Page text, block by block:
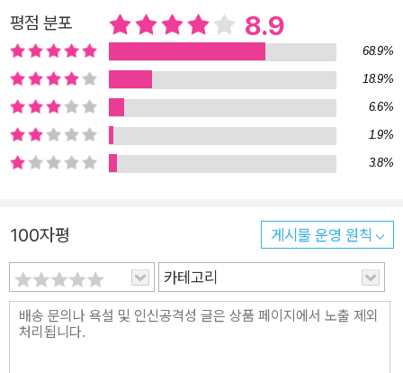
상물이 가득한 시대에 잔잔하게 흘러가는 소설 한 편이 이토록 사
람의 마음을 잡아끄는 이유는 뭘까? 그건 바로 이 소설이 우리 삶
에 너무나 중요하지만 잊고 살고 있는 것들을 강하게 건드리기 때
문이다. 숨 쉴 틈 없이 바쁘게 돌아가는 세상에서 이 소설은 그 자
체로 ‘숨통 트이는 시간’이 되어준다. 그리고 일은 어떻게 대해야
하는지, 사람들과의 관계는 어떻게 맺어야 하는지, 그래서 결국
어떻게 살아야 하는지에 대해서도 깊은 깨달음을 전한다. “삶을
세요, 휴남동 서점입니다』는 동네 서점이라는 공간을 매개로 속
깊은 인생론을 펼치는 소설이다. 당신도 마찬가지로 이 서점에 발
을 들이는 순간, 이전과는 완전히 다른 삶을 살게 될 것이다. 이
따뜻한 공간에 계속 머물고 싶다 이런 사람들과 삶을 함께하고 싶
다 후미진 골목길에 새로 들어선 평범한 동네 서점. 동네 사람들
평점 분포 8.9
68.9%
18.9%
6.6%
1.9%
3.8%
100자평 게시물 운영 원칙
카테고리